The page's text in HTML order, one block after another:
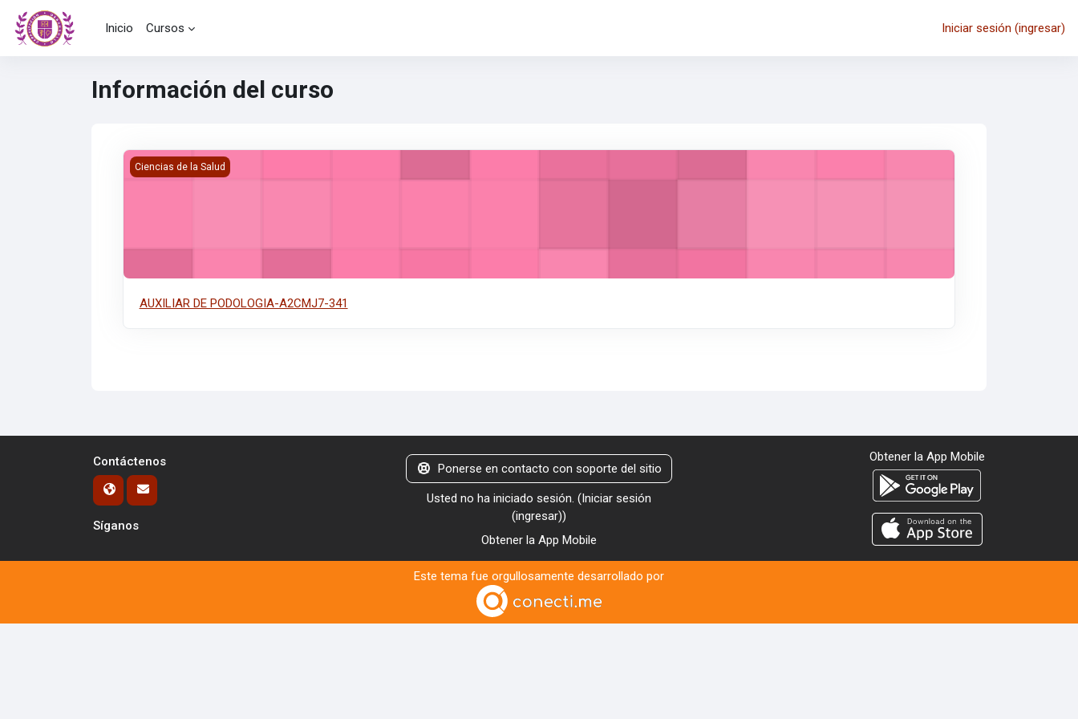
Saltar al contenido principal
Inicio
Cursos Iniciar sesión (ingresar)
Información del curso
AUXILIAR DE PODOLOGIA-A2CMJ7-341
Ciencias de la Salud
AUXILIAR DE PODOLOGIA-A2CMJ7-341
Contáctenos
Síganos
Ponerse en contacto con soporte del sitio
Usted no ha iniciado sesión. (Iniciar sesión
(ingresar))
Obtener la App Mobile
Obtener la App Mobile
Este tema fue orgullosamente desarrollado por